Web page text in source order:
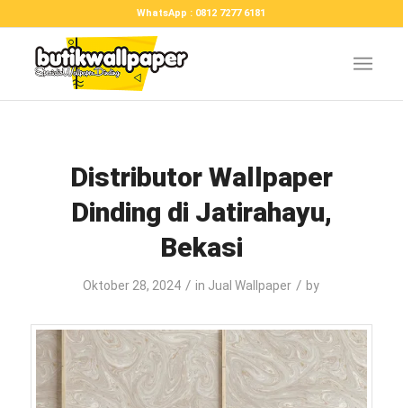
WhatsApp : 0812 7277 6181
Distributor Wallpaper
Dinding di Jatirahayu,
Bekasi
Oktober 28, 2024 / in Jual Wallpaper / by